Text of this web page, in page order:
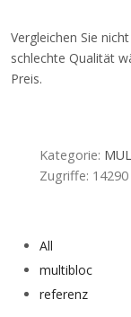
Vergleichen Sie
schlechte Qualität
Preis.
Kategorie:
Zugriffe: 14290
All
multibloc
referenz